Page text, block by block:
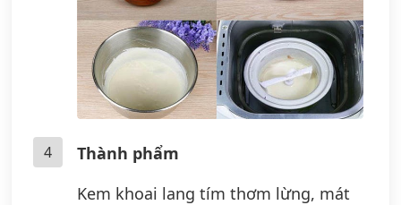
4
Thành phẩm
Kem khoai lang tím thơm lừng, mát